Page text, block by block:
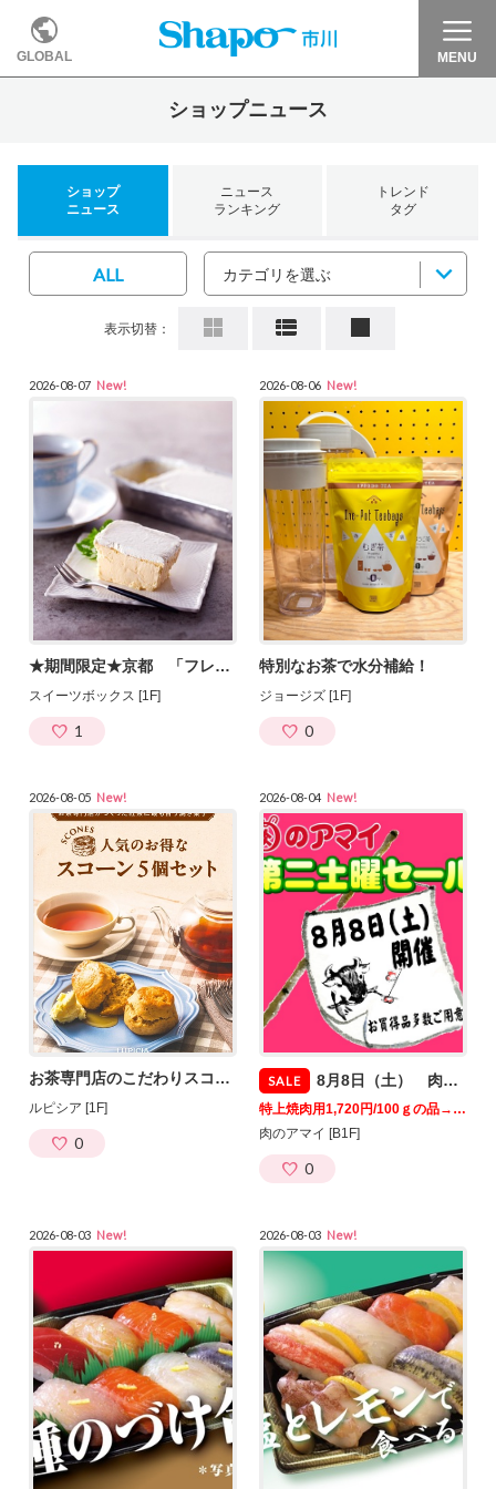
GLOBAL MENU
ショップニュース
ショップ
ニュース
ニュース
ランキング
トレンド
タグ
カテゴリを選ぶ
ALL
表示切替：
2026-08-07 New!
★期間限定★京都 「フレフレボン」が出店！
スイーツボックス [1F]
1
2026-08-06 New!
特別なお茶で水分補給！
ジョージズ [1F]
0
2026-08-05 New!
お茶専門店のこだわりスコーン
ルピシア [1F]
0
2026-08-04 New!
SALE 8月8日（土） 肉のアマイ第二土曜セール♪開催♪JRE POINT3倍！
特上焼肉用1,720円/100ｇの品→1,080円
肉のアマイ [B1F]
0
2026-08-03 New! 2026-08-03 New!